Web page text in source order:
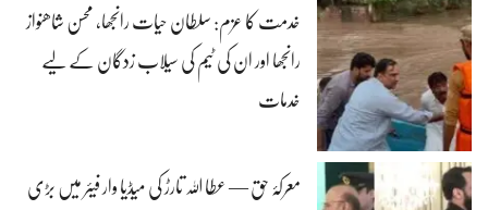
خدمت کا عزم: سلطان حیات رانجھا، محسن شاھنواز
رانجھا اور ان کی ٹیم کی سیلاب زدگان کے لیے
خدمات
معرکۂ حق — عطا اللہ تارڑ کی میڈیا وار فیئر میں بڑی